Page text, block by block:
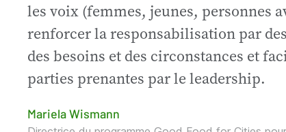
les voix (femmes, jeunes, personnes
renforcer la responsabilisation par
des besoins et des circonstances et
parties prenantes par le leadership.
Mariela Wismann